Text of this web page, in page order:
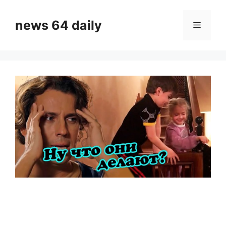
contentnews 64 daily Menu